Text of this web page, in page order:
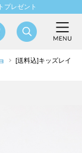
プレゼント
[送料込]キッズレイ